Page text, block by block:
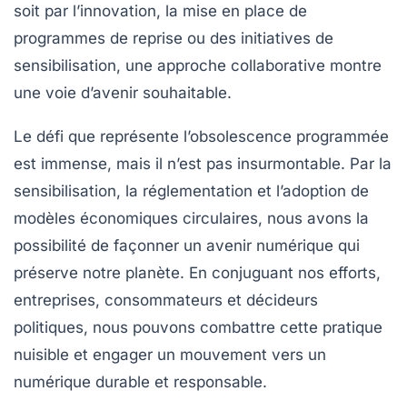
soit par l’innovation, la mise en place de
programmes de reprise ou des initiatives de
sensibilisation, une approche collaborative montre
une voie d’avenir souhaitable.
Le défi que représente l’obsolescence programmée
est immense, mais il n’est pas insurmontable. Par la
sensibilisation, la réglementation et l’adoption de
modèles économiques circulaires, nous avons la
possibilité de façonner un avenir numérique qui
préserve notre planète. En conjuguant nos efforts,
entreprises, consommateurs et décideurs
politiques, nous pouvons combattre cette pratique
nuisible et engager un mouvement vers un
numérique durable et responsable.